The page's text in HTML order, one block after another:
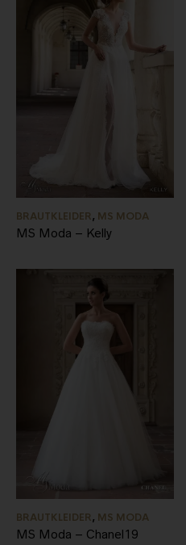
BRAUTKLEIDER, MS MODA
MS Moda – Kelly
BRAUTKLEIDER, MS MODA
MS Moda – Chanel19